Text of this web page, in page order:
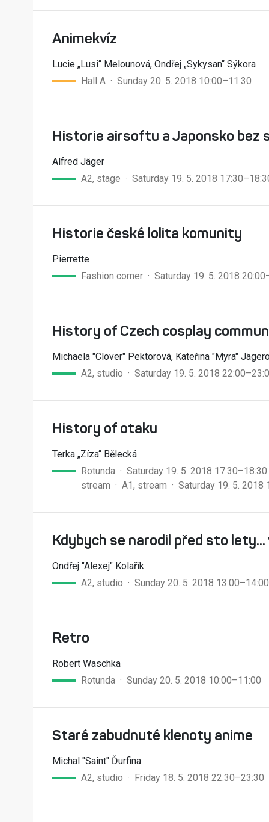
Animekvíz
Lucie „Lusi“ Melounová, Ondřej „Sykysan“ Sýkora
Hall A · Sunday 20. 5. 2018 10:00–11:30
Historie airsoftu a Japonsko bez
Alfred Jäger
A2, stage · Saturday 19. 5. 2018
Historie české lolita komunity
Pierrette
Fashion corner · Saturday 19. 5. 2018
History of Czech cosplay
Michaela "Clover" Pektorová, Kateřina "Myra"
A2, studio · Saturday 19. 5. 2018
History of otaku
Terka „Zíza“ Bělecká
Rotunda · Saturday 19. 5. 2018 17:30–18:30
stream · A1, stream · Saturday 19. 5. 2018
Kdybych se narodil před sto lety...
Ondřej "Alexej" Kolařík
A2, studio · Sunday 20. 5. 2018 13:00–14:00
Retro
Robert Waschka
Rotunda · Sunday 20. 5. 2018 10:00–11:00
Staré zabudnuté klenoty anime
Michal "Saint" Ďurfina
A2, studio · Friday 18. 5. 2018 22:30–23:30